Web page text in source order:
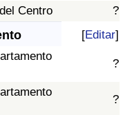
Centro
?
[Editar]
?
?